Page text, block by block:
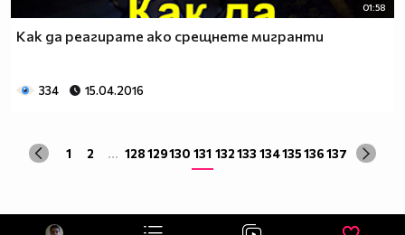
01:58
Как да реагирате ако срещнете мигранти
334 15.04.2016
1 2 ... 128129130 131 132133 134135136137